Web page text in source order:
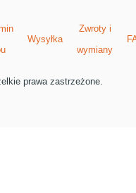
Wysyłka
Zwroty i
wymiany
prawa zastrzeżone.